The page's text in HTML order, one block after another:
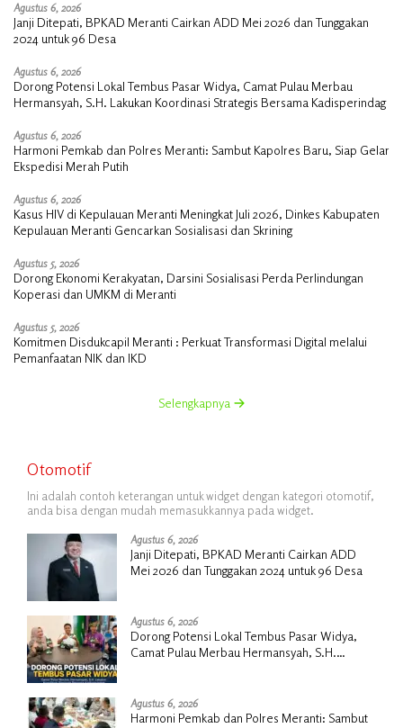
Agustus 6, 2026
Janji Ditepati, BPKAD Meranti Cairkan ADD Mei 2026 dan Tunggakan
2024 untuk 96 Desa
Agustus 6, 2026
Dorong Potensi Lokal Tembus Pasar Widya, Camat Pulau Merbau
Hermansyah, S.H. Lakukan Koordinasi Strategis Bersama Kadisperindag
Agustus 6, 2026
Harmoni Pemkab dan Polres Meranti: Sambut Kapolres Baru, Siap Gelar
Ekspedisi Merah Putih
Agustus 6, 2026
Kasus HIV di Kepulauan Meranti Meningkat Juli 2026, Dinkes Kabupaten
Kepulauan Meranti Gencarkan Sosialisasi dan Skrining
Agustus 5, 2026
Dorong Ekonomi Kerakyatan, Darsini Sosialisasi Perda Perlindungan
Koperasi dan UMKM di Meranti
Agustus 5, 2026
Komitmen Disdukcapil Meranti : Perkuat Transformasi Digital melalui
Pemanfaatan NIK dan IKD
Selengkapnya
Otomotif
Ini adalah contoh keterangan untuk widget dengan kategori otomotif,
anda bisa dengan mudah memasukkannya pada widget.
Agustus 6, 2026
Janji Ditepati, BPKAD Meranti Cairkan ADD
Mei 2026 dan Tunggakan 2024 untuk 96 Desa
Agustus 6, 2026
Dorong Potensi Lokal Tembus Pasar Widya,
Camat Pulau Merbau Hermansyah, S.H.
Agustus 6, 2026
Harmoni Pemkab dan Polres Meranti: Sambut